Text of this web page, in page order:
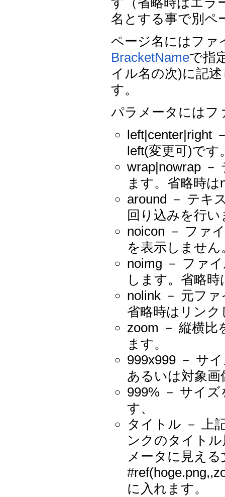
名とする事で別ペ
ページ名にはファ
BracketNameで指
イル名の次)に記
す。
パラメータにはフ
left|center|right
left(変更可)です
wrap|nowrap －
ます。省略時
around － テキ
回り込みを行
noicon － ファ
を表示しませ
noimg － ファ
します。省略
nolink － 元フ
省略時はリンク
zoom － 縦横比
ます。
999x999 － サ
あるいは対象
999% － サイ
す、
タイトル － 上
ンクのタイト
メータに見え
に入れます。